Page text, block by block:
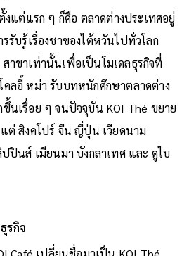
งแต่แรก ๆ ก็คือ ตลาดต่างประเทศอยู่
รรับรู้เรื่องชาของไต้หวันไปทั่วโลก
าขาเท่านั้นเพื่อเป็นโมเดลธุรกิจที่
คลอี้ หม่า รับบทหนักศึกษาตลาดต่าง
นเรื่อย ๆ จนปัจจุบัน KOI Thé ขยาย
ต่ สิงคโปร์ จีน ญี่ปุ่น เวียดนาม
ปินส์ เมียนมา บังกลาเทศ และ ดูไบ
รกิจ